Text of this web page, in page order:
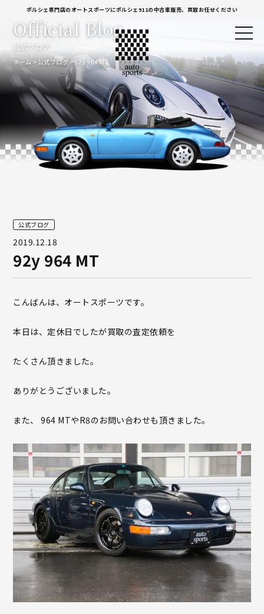
ポルシェ専門店のオートスポーツにポルシェ911の中古車販売、買取お任せください
公式ブログ
Official Blog
ホーム 公式ブログ 92y 964 MT
公式ブログ
2019.12.18
92y 964 MT
こんばんは、オートスポーツです。
本日は、定休日でしたが買取の査定依頼を
たくさん頂きました。
ありがとうございました。
また、 964 MTやR8のお問い合わせも頂きました。